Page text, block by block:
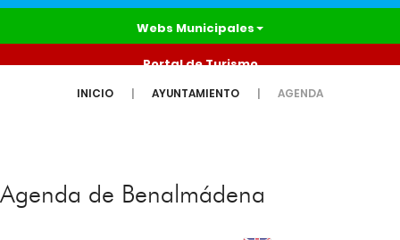
Webs Municipales
Portal de Turismo
INICIO AYUNTAMIENTO AGENDA
Agenda de Benalmádena